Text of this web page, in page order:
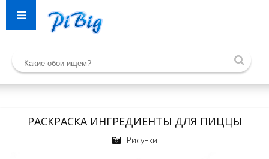
РАСКРАСКА ИНГРЕДИЕНТЫ ДЛЯ ПИЦЦЫ
Рисунки